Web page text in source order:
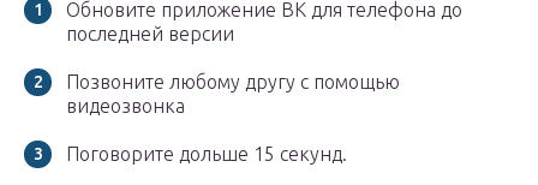
Обновите приложение ВК для телефона до
последней версии
Позвоните любому другу с помощью
видеозвонка
Поговорите дольше 15 секунд.